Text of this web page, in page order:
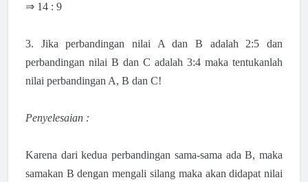
⇒ 14 : 9
3. Jika perbandingan nilai A dan B adalah 2:5 dan
perbandingan nilai B dan C adalah 3:4 maka tentukanlah
nilai perbandingan A, B dan C!
Penyelesaian :
Karena dari kedua perbandingan sama-sama ada B, maka
samakan B dengan mengali silang maka akan didapat nilai